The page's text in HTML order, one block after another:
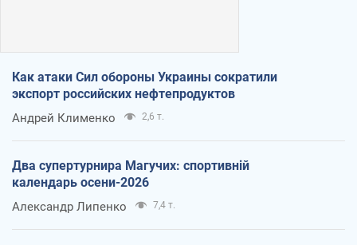
Как атаки Сил обороны Украины сократили
экспорт российских нефтепродуктов
Андрей Клименко 2,6 т.
Два супертурнира Магучих: спортивній
календарь осени-2026
Александр Липенко 7,4 т.